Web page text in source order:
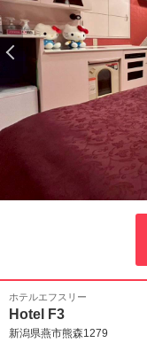
ホテルエフスリー
Hotel F3
新潟県燕市熊森1279